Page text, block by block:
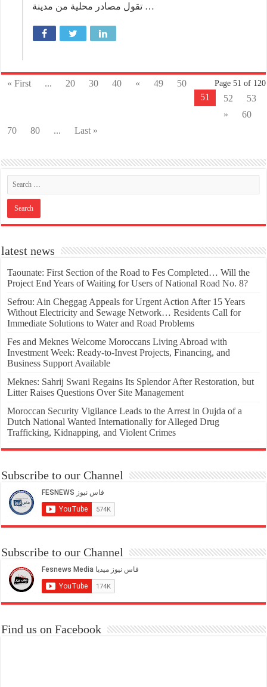
تقول مصادر محلية من مدينة …
Page 51 of 120
« First ... 20 30 40 « 49
50
51
52
53
»
60
70
80 ... Last »
latest news
Taounate: First Section of the Road to Fes Completed… Will the
Project End Years of Waiting for Users of National Road No. 8?
Sefrou: Ain Cheggag Appeals for Urgent Action After 15 Years
Without Electricity and Sewage Network… Residents Call for
Immediate Solutions to Water and Road Problems
Fes and Meknes Welcome Moroccans Living Abroad with
Investment Week: Ready-to-Invest Projects, Financing, and
Business Support Available
Meknes: Sahrij Swani Regains Its Splendor After Restoration, but
Litter Raises Questions Over Site Management
Moroccan Security Vigilance Leads to the Arrest in Oujda of a
Dutch National Wanted Internationally for Alleged Drug
Trafficking, Kidnapping, and Violent Crimes
Subscribe to our Channel
Subscribe to our Channel
Find us on Facebook